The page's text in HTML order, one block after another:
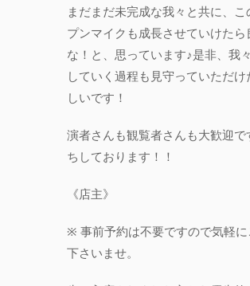
まだまだ未完成な我々と共に、こ
プンマイクも成長させていけたら
な！と、思っています♪是非、我
していく過程も見守っていただけ
しいです！
演者さんも観覧者さんも大歓迎で
ちしております！！
《店主》
※ 事前予約は不要ですので気軽
下さいませ。